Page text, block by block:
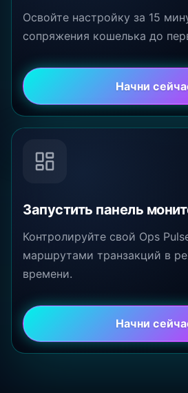
Освойте настройку за 15
сопряжения кошелька до
Начни
Запустить панель
Контролируйте свой Ops
маршрутами транзакций в
времени.
Начни